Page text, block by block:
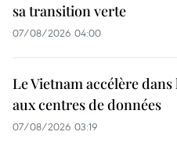
sa transition verte
07/08/2026 04:00
Le Vietnam accélère
aux centres de données
07/08/2026 03:19